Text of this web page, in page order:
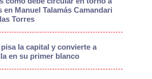
en Manuel Talamás Camandari
Torres
la capital y convierte a
en su primer blanco